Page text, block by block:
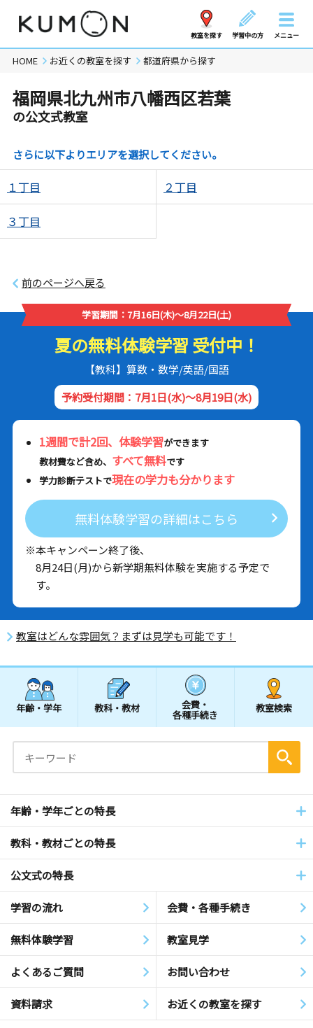
教室を探す 学習中の方 メニュー
HOME お近くの教室を探す 都道府県から探す
福岡県北九州市八幡西区若葉
の公文式教室
さらに以下よりエリアを選択してください。
１丁目 ２丁目
３丁目
前のページへ戻る
学習期間：7月16日(木)～8月22日(土)
夏の無料体験学習 受付中！
【教科】算数・数学/英語/国語
予約受付期間：7月1日(水)～8月19日(水)
1週間で計2回、体験学習ができます
教材費など含め、 すべて無料です
学力診断テストで現在の学力も分かります
無料体験学習の詳細はこちら
※本キャンペーン終了後、
8月24日(月)から新学期無料体験を実施する予定で
す。
教室はどんな雰囲気？まずは見学も可能です！
年齢・学年 教科・教材 会費・
各種手続き
教室検索
年齢・学年ごとの特長
教科・教材ごとの特長
公文式の特長
学習の流れ 会費・各種手続き
無料体験学習 教室見学
よくあるご質問 お問い合わせ
資料請求 お近くの教室を探す